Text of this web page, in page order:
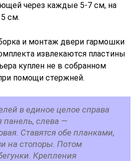
через каждые 5-7 см, на
см.
и монтаж двери гармошки
извлекаются пластины
куплен не в собранном
помощи стержней.
в единое целое справа
панель, слева —
Ставятся обе планками,
на стопоры. Потом
Крепления